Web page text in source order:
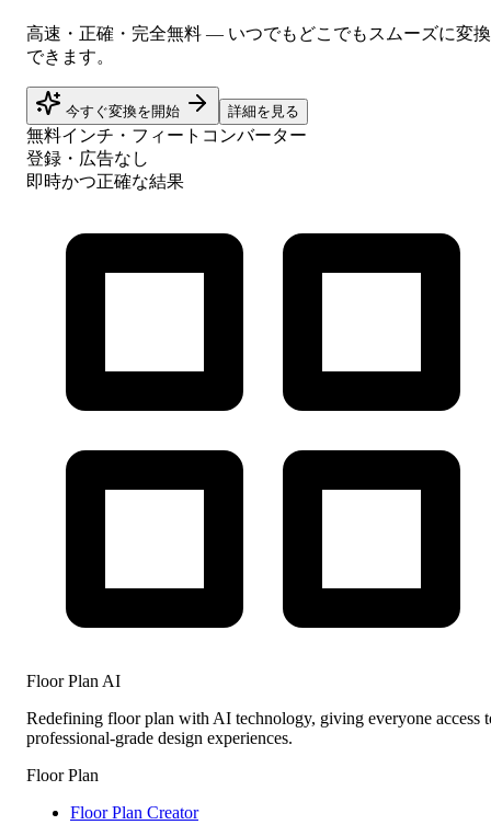
高速・正確・完全無料 — いつでもどこでもスムーズに変換
できます。
今すぐ変換を開始 詳細を見る
無料インチ・フィートコンバーター
登録・広告なし
即時かつ正確な結果
Floor Plan AI
Redefining floor plan with AI technology, giving everyone access
professional-grade design experiences.
Floor Plan
Floor Plan Creator